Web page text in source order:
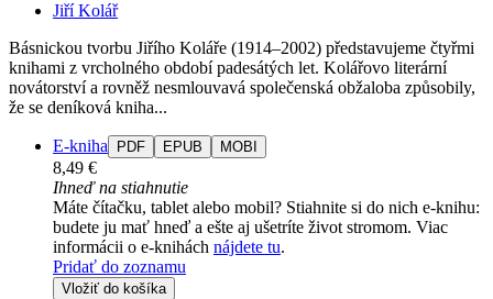
Jiří Kolář
Básnickou tvorbu Jiřího Koláře (1914–2002) představujeme čtyřmi
knihami z vrcholného období padesátých let. Kolářovo literární
novátorství a rovněž nesmlouvavá společenská obžaloba způsobily,
že se deníková kniha...
E-kniha PDF EPUB MOBI
8,49 €
Ihneď na stiahnutie
Máte čítačku, tablet alebo mobil? Stiahnite si do nich e-knihu:
budete ju mať hneď a ešte aj ušetríte život stromom. Viac
informácii o e-knihách nájdete tu.
Pridať do zoznamu
Vložiť do košíka